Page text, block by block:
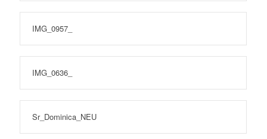
IMG_0957_
IMG_0636_
Sr_Dominica_NEU